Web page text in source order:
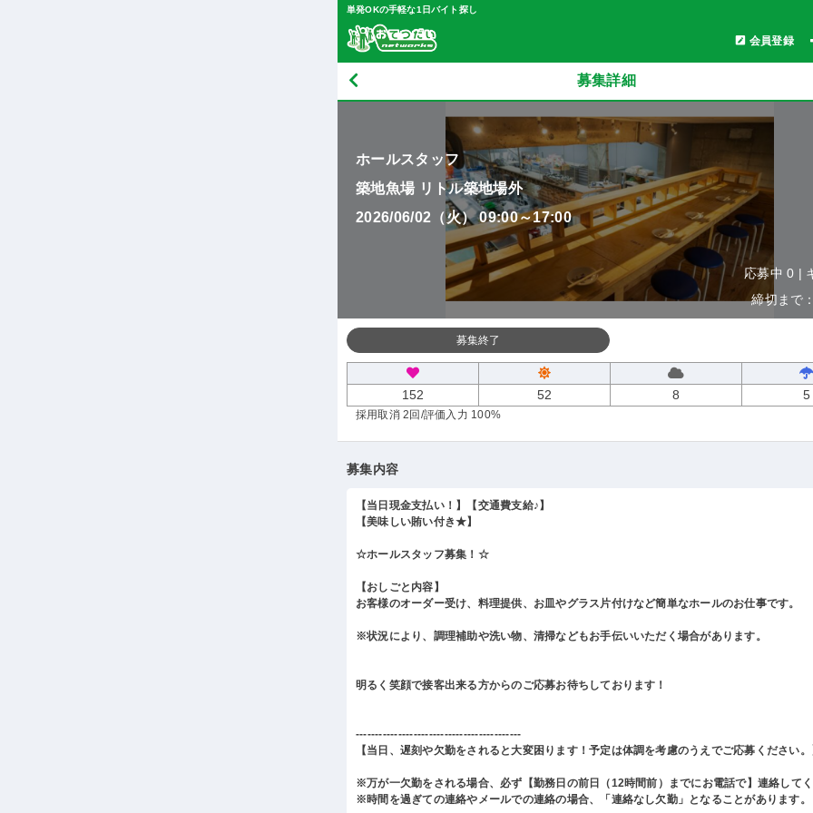
単発OKの手軽な1日バイト探し
会員登録
募集詳細
ホールスタッフ
築地魚場 リトル築地場外
2026/06/02（火） 09:00～17:00
応募中 0 |
締切まで
募集終了
152 52 8 5
採用取消 2回 /評価入力 100%
募集内容
【当日現金支払い！】【交通費支給♪】
【美味しい賄い付き★】
☆ホールスタッフ募集！☆
【おしごと内容】
お客様のオーダー受け、料理提供、お皿やグラス片付けなど簡単なホールのお仕事です。
※状況により、調理補助や洗い物、清掃などもお手伝いいただく場合があります。
明るく笑顔で接客出来る方からのご応募お待ちしております！
-------------------------------------------
【当日、遅刻や欠勤をされると大変困ります！予定は体調を考慮のうえでご応募ください。
※万が一欠勤をされる場合、必ず【勤務日の前日（12時間前）までにお電話で】連絡してく
※時間を過ぎての連絡やメールでの連絡の場合、「連絡なし欠勤」となることがあります。